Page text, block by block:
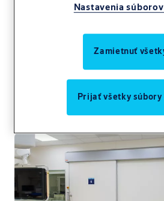
ASSA ABLOY SL
Hygienic
Sound
Nastavenia
Zamietnuť
Prijať všetky súbory